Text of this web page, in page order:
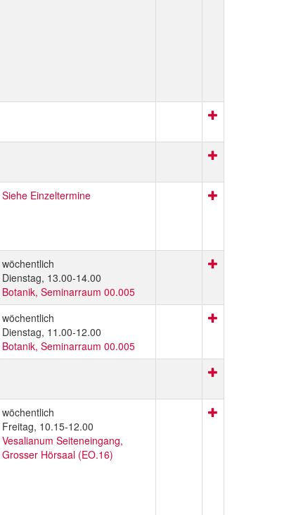
Siehe Einzeltermine
wöchentlich
Dienstag, 13.00-14.00
Botanik, Seminarraum 00.005
wöchentlich
Dienstag, 11.00-12.00
Botanik, Seminarraum 00.005
wöchentlich
Freitag, 10.15-12.00
Vesalianum Seiteneingang,
Grosser Hörsaal (EO.16)